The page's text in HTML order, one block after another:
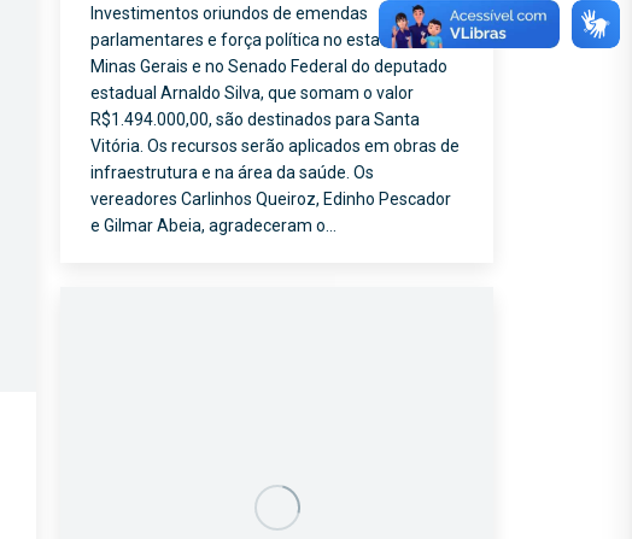
Investimentos oriundos de emendas
parlamentares e força política no estado de
Minas Gerais e no Senado Federal do deputado
estadual Arnaldo Silva, que somam o valor
R$1.494.000,00, são destinados para Santa
Vitória. Os recursos serão aplicados em obras de
infraestrutura e na área da saúde. Os
vereadores Carlinhos Queiroz, Edinho Pescador
e Gilmar Abeia, agradeceram o…